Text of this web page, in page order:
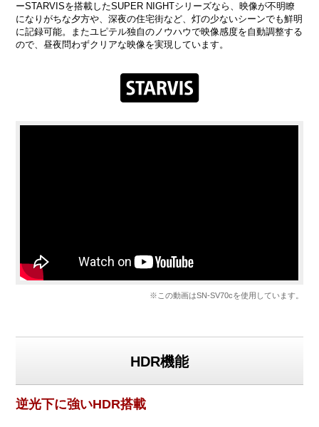
ーSTARVISを搭載したSUPER NIGHTシリーズなら、映像が不明瞭
になりがちな夕方や、深夜の住宅街など、灯の少ないシーンでも鮮明
に記録可能。またユピテル独自のノウハウで映像感度を自動調整する
ので、昼夜問わずクリアな映像を実現しています。
※この動画はSN-SV70cを使用しています。
HDR機能
逆光下に強いHDR搭載